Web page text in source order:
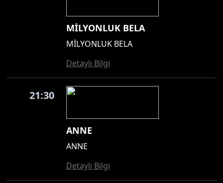
MİLYONLUK BELA
MİLYONLUK BELA
Detaylı Bilgi
21:30
ANNE
ANNE
Detaylı Bilgi